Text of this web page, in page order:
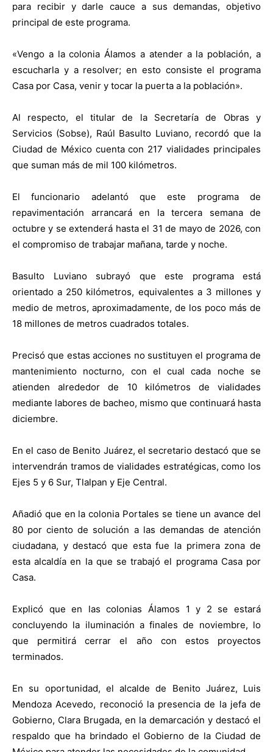
para recibir y darle cauce a sus demandas, objetivo
principal de este programa.
«Vengo a la colonia Álamos a atender a la población, a
escucharla y a resolver; en esto consiste el programa
Casa por Casa, venir y tocar la puerta a la población».
Al respecto, el titular de la Secretaría de Obras y
Servicios (Sobse), Raúl Basulto Luviano, recordó que la
Ciudad de México cuenta con 217 vialidades principales
que suman más de mil 100 kilómetros.
El funcionario adelantó que este programa de
repavimentación arrancará en la tercera semana de
octubre y se extenderá hasta el 31 de mayo de 2026, con
el compromiso de trabajar mañana, tarde y noche.
Basulto Luviano subrayó que este programa está
orientado a 250 kilómetros, equivalentes a 3 millones y
medio de metros, aproximadamente, de los poco más de
18 millones de metros cuadrados totales.
Precisó que estas acciones no sustituyen el programa de
mantenimiento nocturno, con el cual cada noche se
atienden alrededor de 10 kilómetros de vialidades
mediante labores de bacheo, mismo que continuará hasta
diciembre.
En el caso de Benito Juárez, el secretario destacó que se
intervendrán tramos de vialidades estratégicas, como los
Ejes 5 y 6 Sur, Tlalpan y Eje Central.
Añadió que en la colonia Portales se tiene un avance del
80 por ciento de solución a las demandas de atención
ciudadana, y destacó que esta fue la primera zona de
esta alcaldía en la que se trabajó el programa Casa por
Casa.
Explicó que en las colonias Álamos 1 y 2 se estará
concluyendo la iluminación a finales de noviembre, lo
que permitirá cerrar el año con estos proyectos
terminados.
En su oportunidad, el alcalde de Benito Juárez, Luis
Mendoza Acevedo, reconoció la presencia de la jefa de
Gobierno, Clara Brugada, en la demarcación y destacó el
respaldo que ha brindado el Gobierno de la Ciudad de